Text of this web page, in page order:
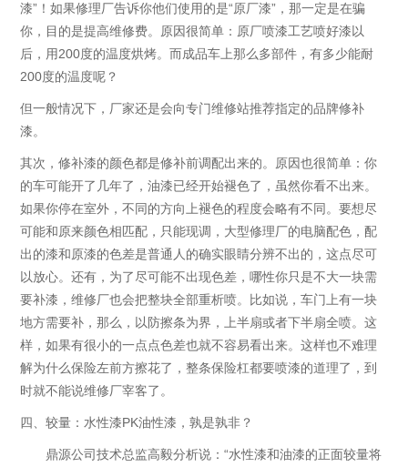
漆”！如果修理厂告诉你他们使用的是“原厂漆”，那一定是在骗
你，目的是提高维修费。原因很简单：原厂喷漆工艺喷好漆以
后，用200度的温度烘烤。而成品车上那么多部件，有多少能耐
200度的温度呢？
但一般情况下，厂家还是会向专门维修站推荐指定的品牌修补
漆。
其次，修补漆的颜色都是修补前调配出来的。原因也很简单：你
的车可能开了几年了，油漆已经开始褪色了，虽然你看不出来。
如果你停在室外，不同的方向上褪色的程度会略有不同。要想尽
可能和原来颜色相匹配，只能现调，大型修理厂的电脑配色，配
出的漆和原漆的色差是普通人的确实眼睛分辨不出的，这点尽可
以放心。还有，为了尽可能不出现色差，哪性你只是不大一块需
要补漆，维修厂也会把整块全部重析喷。比如说，车门上有一块
地方需要补，那么，以防擦条为界，上半扇或者下半扇全喷。这
样，如果有很小的一点点色差也就不容易看出来。这样也不难理
解为什么保险左前方擦花了，整条保险杠都要喷漆的道理了，到
时就不能说维修厂宰客了。
四、较量：水性漆PK油性漆，孰是孰非？
鼎源公司技术总监高毅分析说：“水性漆和油漆的正面较量将